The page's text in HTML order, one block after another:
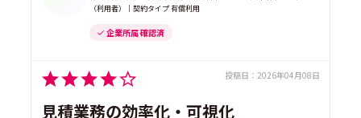
（利用者）｜契約タイプ 有償利用
企業所属 確認済
投稿日： 2026年04月08日
見積業務の効率化・可視化